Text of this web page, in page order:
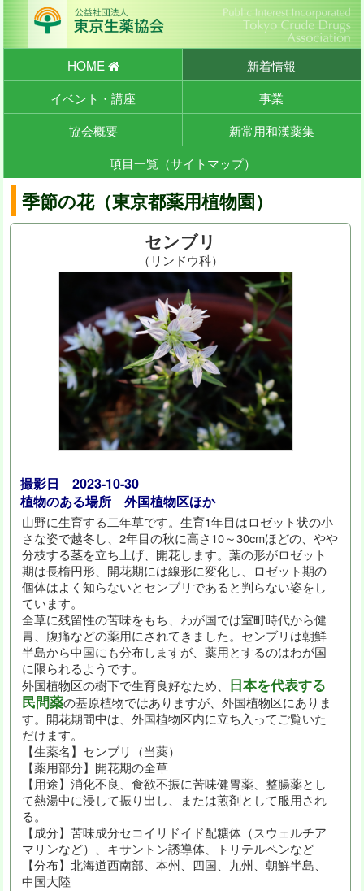
HOME
新着情報
イベント・講座
事業
協会概要
新常用和漢薬集
項目一覧（サイトマップ）
季節の花（東京都薬用植物園）
センブリ
（リンドウ科）
撮影日 2023-10-30
植物のある場所 外国植物区ほか
山野に生育する二年草です。生育1年目はロゼット状の小
さな姿で越冬し、2年目の秋に高さ10～30cmほどの、やや
分枝する茎を立ち上げ、開花します。葉の形がロゼット
期は長楕円形、開花期には線形に変化し、ロゼット期の
個体はよく知らないとセンブリであると判らない姿をし
ています。
全草に残留性の苦味をもち、わが国では室町時代から健
胃、腹痛などの薬用にされてきました。センブリは朝鮮
半島から中国にも分布しますが、薬用とするのはわが国
に限られるようです。
外国植物区の樹下で生育良好なため、 日本を代表する
民間薬の基原植物ではありますが、外国植物区にありま
す。開花期間中は、外国植物区内に立ち入ってご覧いた
だけます。
【生薬名】センブリ（当薬）
【薬用部分】開花期の全草
【用途】消化不良、食欲不振に苦味健胃薬、整腸薬とし
て熱湯中に浸して振り出し、または煎剤として服用され
る。
【成分】苦味成分セコイリドイド配糖体（スウェルチア
マリンなど）、キサントン誘導体、トリテルペンなど
【分布】北海道西南部、本州、四国、九州、朝鮮半島、
中国大陸